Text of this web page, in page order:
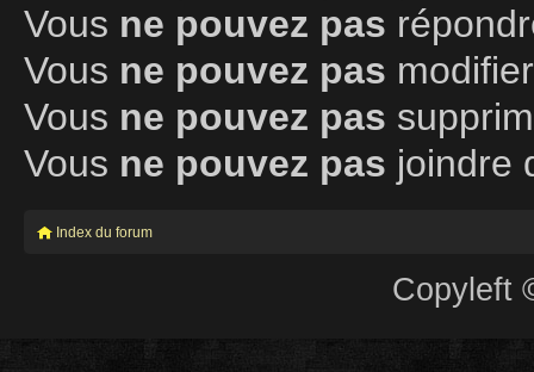
Vous ne pouvez pas
Vous ne pouvez pas
Vous ne pouvez pas
Vous ne pouvez pas joindre
Index du forum
Copyleft